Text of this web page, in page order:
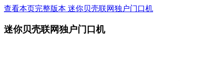
查看本页完整版本 迷你贝壳联网独户门口机
迷你贝壳联网独户门口机